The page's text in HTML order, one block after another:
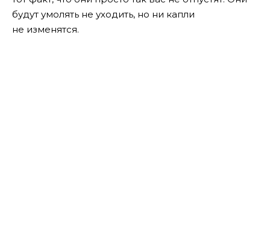
будут умолять не уходить, но ни капли
не изменятся.